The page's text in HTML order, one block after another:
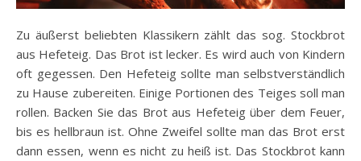
Zu äußerst beliebten Klassikern zählt das sog. Stockbrot
aus Hefeteig. Das Brot ist lecker. Es wird auch von Kindern
oft gegessen. Den Hefeteig sollte man selbstverständlich
zu Hause zubereiten. Einige Portionen des Teiges soll man
rollen. Backen Sie das Brot aus Hefeteig über dem Feuer,
bis es hellbraun ist. Ohne Zweifel sollte man das Brot erst
dann essen, wenn es nicht zu heiß ist. Das Stockbrot kann